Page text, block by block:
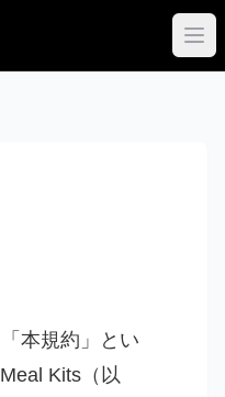
本規約」とい
Kits（以